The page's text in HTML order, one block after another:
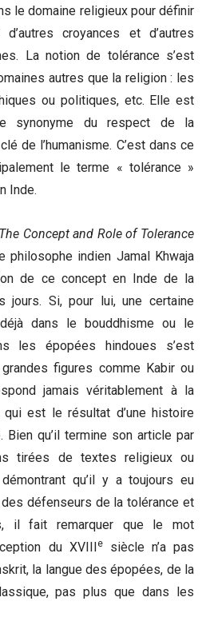
le domaine religieux pour définir
croyances et d’autres
La notion de tolérance s’est
autres que la religion : les
ou politiques, etc. Elle est
synonyme du respect de la
de l’humanisme. C’est dans ce
le terme « tolérance »
Inde.
The Concept and Role of Tolerance
philosophe indien Jamal Khwaja
de ce concept en Inde de la
jours. Si, pour lui, une certaine
déjà dans le bouddhisme ou le
les épopées hindoues s’est
figures comme Kabir ou
jamais véritablement à la
est le résultat d’une histoire
Bien qu’il termine son article par
tirées de textes religieux ou
qu’il y a toujours eu
défenseurs de la tolérance et
il fait remarquer que le mot
du XVIIIesiècle n’a pas
la langue des épopées, de la
pas plus que dans les